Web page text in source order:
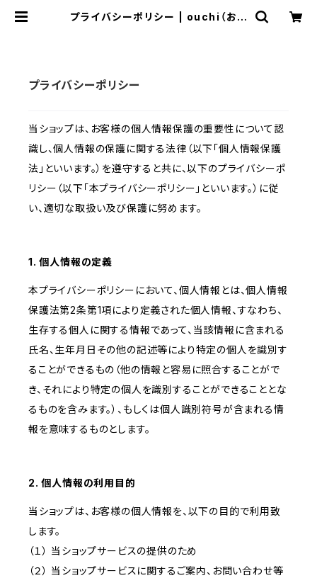
プライバシーポリシー | ouchi（おう
プライバシーポリシー
当ショップは、お客様の個人情報保護の重要性について認
識し、個人情報の保護に関する法律（以下「個人情報保護
法」といいます。）を遵守すると共に、以下のプライバシーポ
リシー（以下「本プライバシーポリシー」といいます。）に従
い、適切な取扱い及び保護に努めます。
1. 個人情報の定義
本プライバシーポリシーにおいて、個人情報とは、個人情報
保護法第2条第1項により定義された個人情報、すなわち、
生存する個人に関する情報であって、当該情報に含まれる
氏名、生年月日その他の記述等により特定の個人を識別す
ることができるもの（他の情報と容易に照合することがで
き、それにより特定の個人を識別することができることとな
るものを含みます。）、もしくは個人識別符号が含まれる情
報を意味するものとします。
2. 個人情報の利用目的
当ショップは、お客様の個人情報を、以下の目的で利用致
します。
（１） 当ショップサービスの提供のため
（２） 当ショップサービスに関するご案内、お問い合わせ等